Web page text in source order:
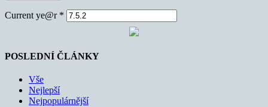
Current ye@r *
POSLEDNÍ ČLÁNKY
Vše
Nejlepší
Nejpopulárnější